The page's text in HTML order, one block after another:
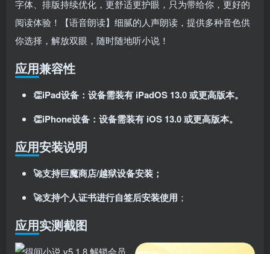
字体、排版持续优化，更舒适更护眼，只为带给你，更好的
阅读体验！【语音朗读】细腻的人声朗读，提供多种音色供
你选择，解放双眼，随时随地听小说！
应用兼容性
👏iPad设备：设备需装有 iPadOS 13.0 或更高版本。
👏iPhone设备：设备需装有 iOS 13.0 或更高版本。
应用安装说明
🚀支持巨魔商店/越狱设备安装；
🚀支持个人证书进行自签后安装使用 ；
应用实测截图
记住登录 找回密码
登录
使用社交账号登录即表示同意用户协议 、隐私声明